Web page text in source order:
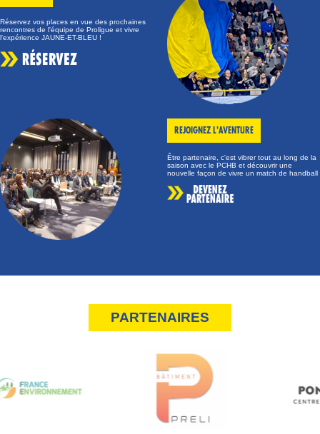
Réservez vos places en vue des prochaines
rencontres de l'équipe de Proligue et vivre
l'expérience JAUNE-ET-BLEU !
REJOIGNEZ L'AVENTURE
Être partenaire, c'est vibrer tout au long de la
saison avec le PCHB et découvrir une
nouvelle façon de vivre un match de handball
PARTENAIRES